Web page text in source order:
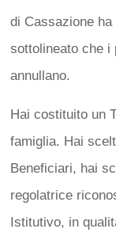
di Cassazione
sottolineato che i
annullano.
Hai costituito un
famiglia. Hai
Beneficiari, hai
regolatrice
Istitutivo, in